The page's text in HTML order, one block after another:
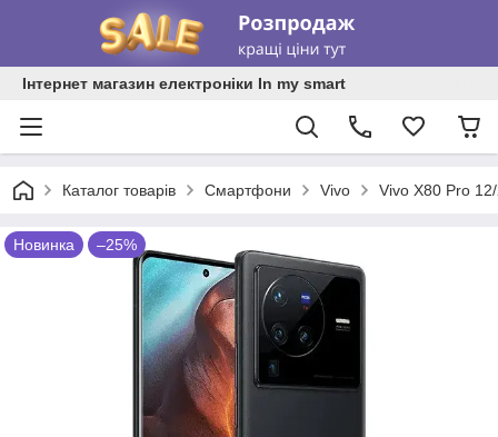
Інтернет магазин електроніки In my smart
Каталог товарів Смартфони Vivo Vivo X80 Pro
Новинка –25%